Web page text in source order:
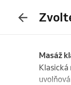
Masáž
Klasická